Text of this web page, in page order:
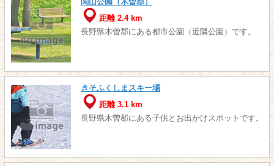
距離 2.4 km
長野県木曽郡にある都市公園（近隣公園）です。
きそふくしまスキー場
距離 3.1 km
長野県木曽郡にある子供とお出かけスポットです。